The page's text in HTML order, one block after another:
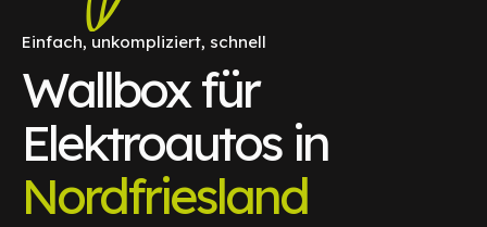
Einfach, unkompliziert, schnell
Wallbox für
Elektroautos in
Nordfriesland